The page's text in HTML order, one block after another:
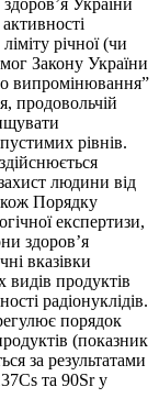
річної (чи
Закону України
випромінювання”
продовольчій
рівнів.
людини від
Порядку
експертизи,
здоров’я
вказівки
продуктів
радіонуклідів.
порядок
(показник
за результатами
та 90Sr у